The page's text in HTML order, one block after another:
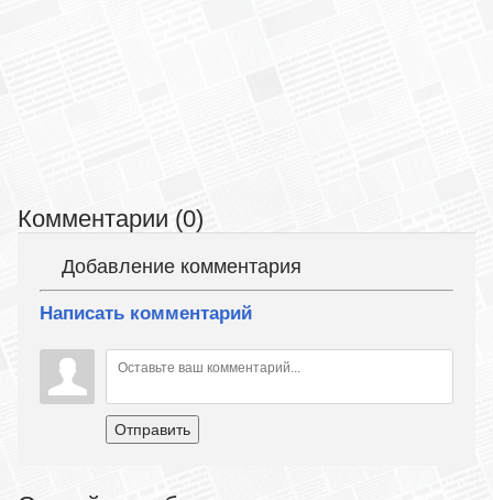
Комментарии (0)
Добавление комментария
Написать комментарий
Отправить